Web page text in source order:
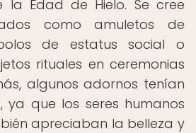
la Edad de Hielo. Se cree
como amuletos de
de estatus social o
rituales en ceremonias
algunos adornos tenían
ya que los seres humanos
apreciaban la belleza y